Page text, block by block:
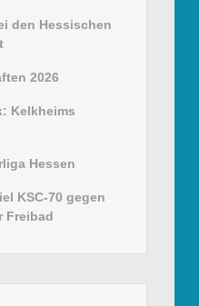
den Hessischen
2026
Kelkheims
Hessen
KSC-70 gegen
Freibad